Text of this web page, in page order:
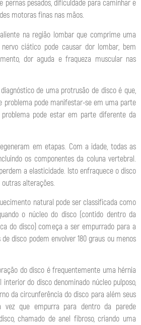
pernas pesados, dificuldade para caminhar e
motoras finas nas mãos.
na região lombar que comprime uma
ciático pode causar dor lombar, bem
dor aguda e fraqueza muscular nas
de uma protrusão de disco é que,
problema pode manifestar-se em uma parte
pode estar em parte diferente da
em etapas. Com a idade, todas as
os componentes da coluna vertebral.
a elasticidade. Isto enfraquece o disco
alterações.
natural pode ser classificada como
o núcleo do disco (contido dentro da
do disco) começa a ser empurrado para a
disco podem envolver 180 graus ou menos
do disco é frequentemente uma hérnia
interior do disco denominado núcleo pulposo,
da circunferência do disco para além seus
vez que empurra para dentro da parede
chamado de anel fibroso, criando uma